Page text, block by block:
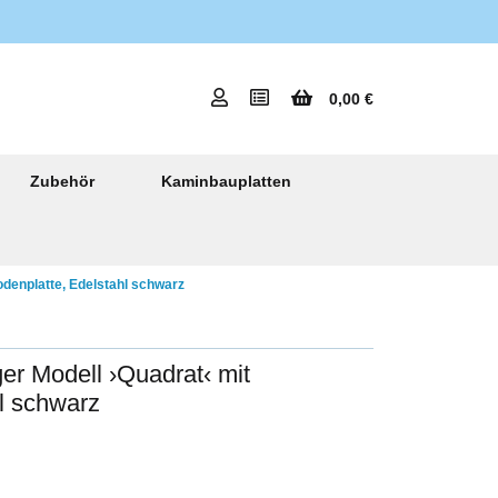
0,00 €
Zubehör Kaminbauplatten
Edelstahl schwarz
Modell ›Quadrat‹ mit
schwarz